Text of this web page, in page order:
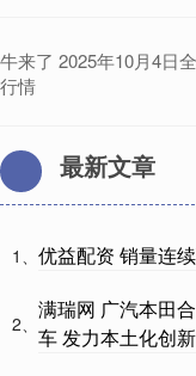
牛来了 2025年10月4日
行情
最新文章
1、 优益配资 销量连
2、
满瑞网 广汽本田
车 发力本土化创新